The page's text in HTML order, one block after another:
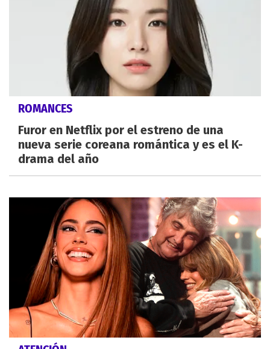
ROMANCES
Furor en Netflix por el estreno de una
nueva serie coreana romántica y es el K-
drama del año